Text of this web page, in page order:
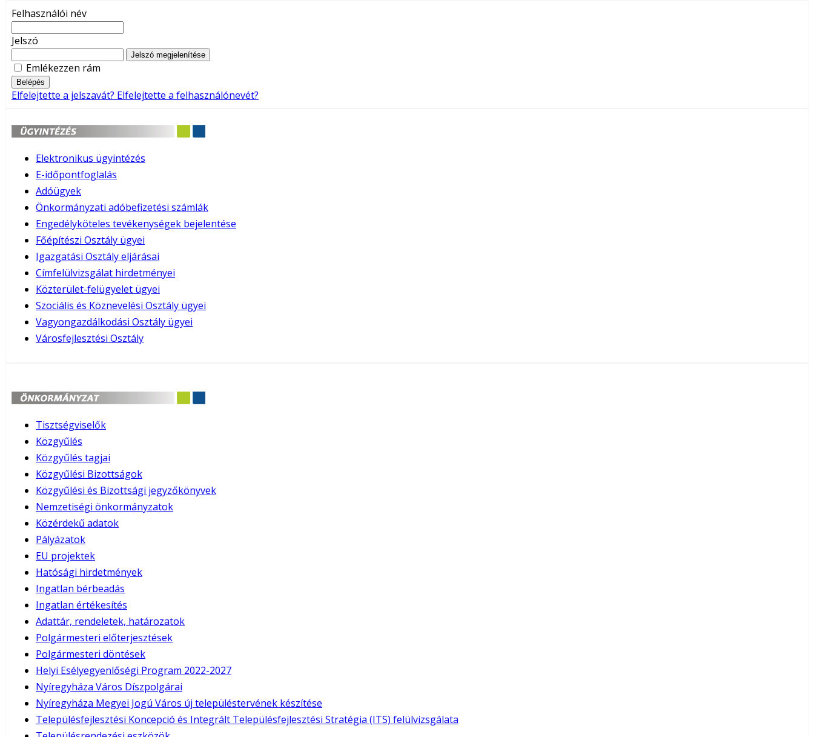
Felhasználói név
Jelszó
Jelszó megjelenítése
Emlékezzen rám
Belépés
Elfelejtette a jelszavát? Elfelejtette a felhasználónevét?
Elektronikus ügyintézés
E-időpontfoglalás
Adóügyek
Önkormányzati adóbefizetési számlák
Engedélyköteles tevékenységek bejelentése
Főépítészi Osztály ügyei
Igazgatási Osztály eljárásai
Címfelülvizsgálat hirdetményei
Közterület-felügyelet ügyei
Szociális és Köznevelési Osztály ügyei
Vagyongazdálkodási Osztály ügyei
Városfejlesztési Osztály
Tisztségviselők
Közgyűlés
Közgyűlés tagjai
Közgyűlési Bizottságok
Közgyűlési és Bizottsági jegyzőkönyvek
Nemzetiségi önkormányzatok
Közérdekű adatok
Pályázatok
EU projektek
Hatósági hirdetmények
Ingatlan bérbeadás
Ingatlan értékesítés
Adattár, rendeletek, határozatok
Polgármesteri előterjesztések
Polgármesteri döntések
Helyi Esélyegyenlőségi Program 2022-2027
Nyíregyháza Város Díszpolgárai
Nyíregyháza Megyei Jogú Város új településtervének készítése
Településfejlesztési Koncepció és Integrált Településfejlesztési Stratégia (ITS) felülvizsgálata